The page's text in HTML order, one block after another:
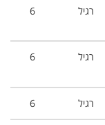
רגיל 6
רגיל 6
רגיל 6